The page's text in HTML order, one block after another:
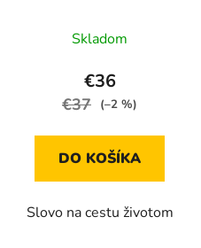
2025
Skladom
€36
€37 (–2 %)
DO KOŠÍKA
Slovo na cestu životom